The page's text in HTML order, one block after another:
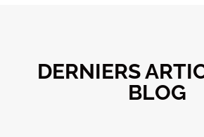
DERNIERS
BLOG